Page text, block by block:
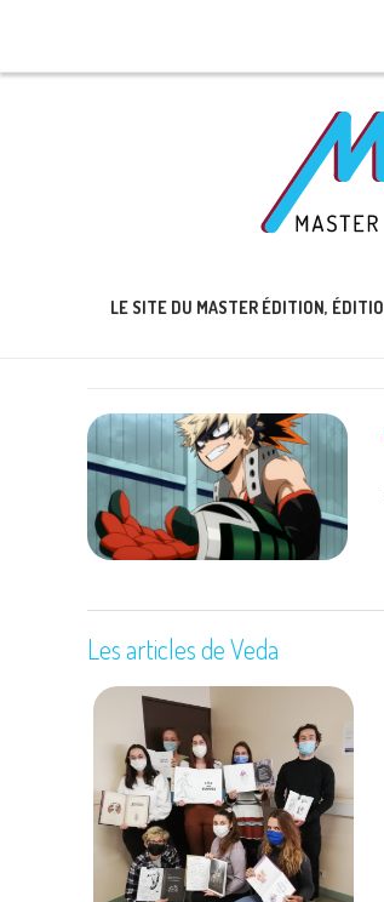
LE SITE DU MASTER ÉDITION,
Les articles de Veda
Immersion au Quai des
Bulles, le deuxième plus
grand festival littéraire
de France
16 décembre 2021
991